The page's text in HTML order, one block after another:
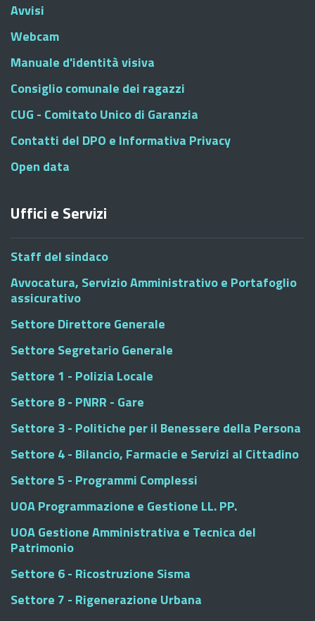
Avvisi
Webcam
Manuale d'identità visiva
Consiglio comunale dei ragazzi
CUG - Comitato Unico di Garanzia
Contatti del DPO e Informativa Privacy
Open data
Uffici e Servizi
Staff del sindaco
Avvocatura, Servizio Amministrativo e Portafoglio
assicurativo
Settore Direttore Generale
Settore Segretario Generale
Settore 1 - Polizia Locale
Settore 8 - PNRR - Gare
Settore 3 - Politiche per il Benessere della Persona
Settore 4 - Bilancio, Farmacie e Servizi al Cittadino
Settore 5 - Programmi Complessi
UOA Programmazione e Gestione LL. PP.
UOA Gestione Amministrativa e Tecnica del
Patrimonio
Settore 6 - Ricostruzione Sisma
Settore 7 - Rigenerazione Urbana